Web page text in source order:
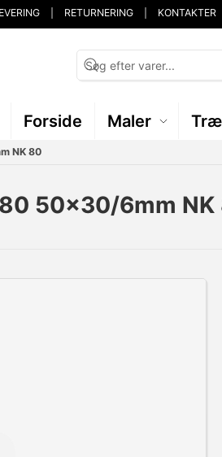
RETURNERING KONTAKTER
Forside Maler Træ
NK 80
50x30/6mm NK